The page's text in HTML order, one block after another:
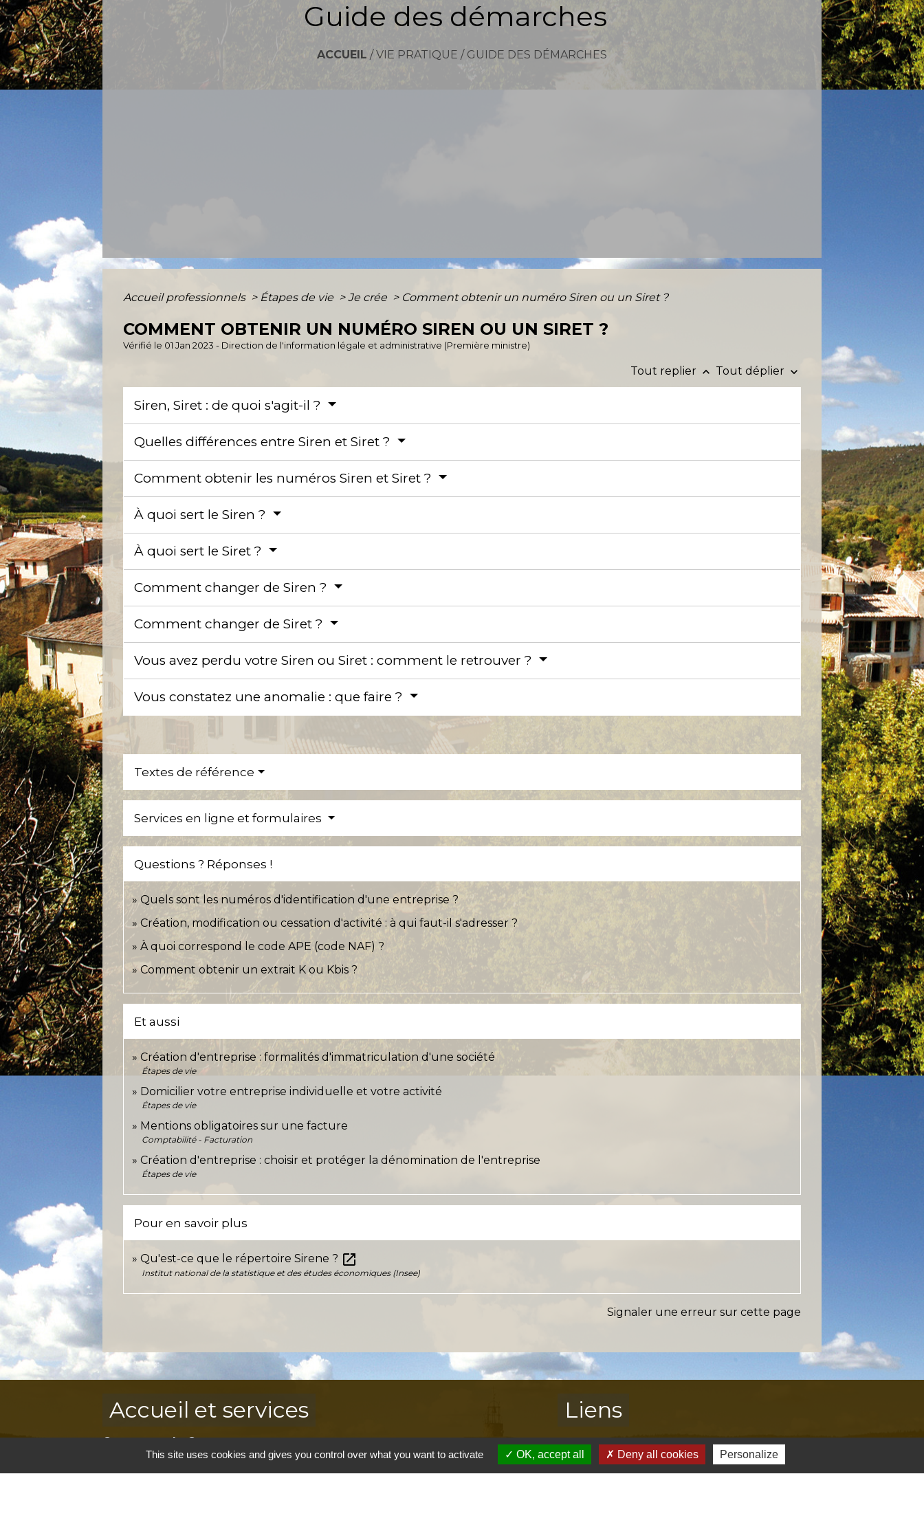
Guide des démarches
ACCUEIL /VIE PRATIQUE / GUIDE DES DÉMARCHES
Accueil professionnels > Étapes de vie > Je crée > Comment obtenir un numéro Siren ou un Siret ?
COMMENT OBTENIR UN NUMÉRO SIREN OU UN SIRET ?
Vérifié le 01 Jan 2023 - Direction de l'information légale et administrative (Première ministre)
Tout replier keyboard_arrow_up Tout déplier keyboard_arrow_down
Siren, Siret : de quoi s'agit-il ?
Quelles différences entre Siren et Siret ?
Comment obtenir les numéros Siren et Siret ?
À quoi sert le Siren ?
À quoi sert le Siret ?
Comment changer de Siren ?
Comment changer de Siret ?
Vous avez perdu votre Siren ou Siret : comment le retrouver ?
Vous constatez une anomalie : que faire ?
Textes de référence
Services en ligne et formulaires
Questions ? Réponses !
Quels sont les numéros d'identification d'une entreprise ?
Création, modification ou cessation d'activité : à qui faut-il s'adresser ?
À quoi correspond le code APE (code NAF) ?
Comment obtenir un extrait K ou Kbis ?
Et aussi
Création d'entreprise : formalités d'immatriculation d'une société
Étapes de vie
Domicilier votre entreprise individuelle et votre activité
Étapes de vie
Mentions obligatoires sur une facture
Comptabilité - Facturation
Création d'entreprise : choisir et protéger la dénomination de l'entreprise
Étapes de vie
Pour en savoir plus
Qu'est-ce que le répertoire Sirene ? open_in_new
Institut national de la statistique et des études économiques (Insee)
Signaler une erreur sur cette page
Accueil et services
Commune de Correns
5, Place Général de Gaulle
83570 Correns - FRANCE
Liens
Provence Verte & Verdon
Préfecture du Var
This site uses cookies and gives you control over what you want to activate OK, accept all Deny all cookies Personalize